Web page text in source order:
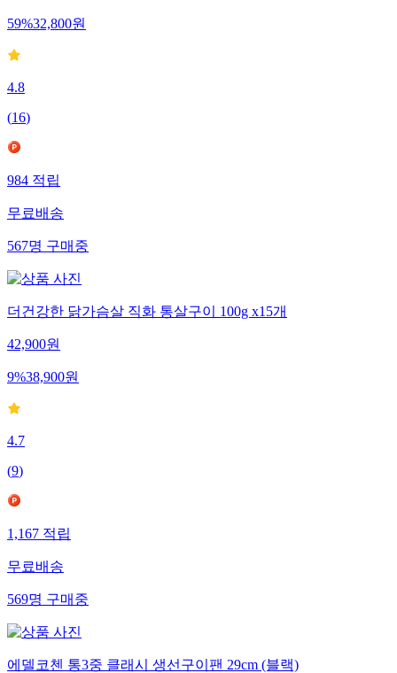
59%32,800원
4.8
(16)
984 적립
무료배송
567명 구매중
더건강한 닭가슴살 직화 통살구이 100g x15개
42,900원
9%38,900원
4.7
(9)
1,167 적립
무료배송
569명 구매중
에델코첸 통3중 클래시 생선구이팬 29cm (블랙)